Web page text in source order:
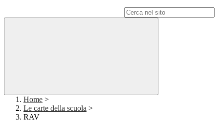
Home >
Le carte della scuola >
RAV